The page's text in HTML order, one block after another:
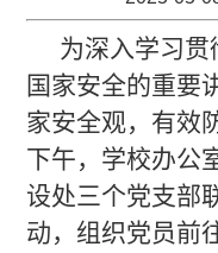
为深入学习
国家安全的重要
家安全观，有效
下午，学校办公
设处三个党支部
动，组织党员前